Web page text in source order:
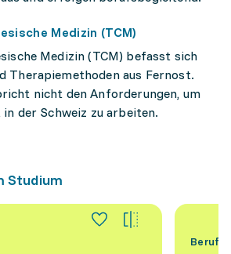
Medizin (TCM)
Medizin (TCM) befasst sich
Therapiemethoden aus Fernost.
nicht den Anforderungen, um
der Schweiz zu arbeiten.
Studium
Beruf